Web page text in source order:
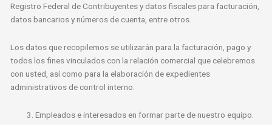
Registro Federal de Contribuyentes y datos fiscales para facturación,
datos bancarios y números de cuenta, entre otros.
Los datos que recopilemos se utilizarán para la facturación, pago y
todos los fines vinculados con la relación comercial que celebremos
con usted, así como para la elaboración de expedientes
administrativos de control interno.
Empleados e interesados en formar parte de nuestro equipo.